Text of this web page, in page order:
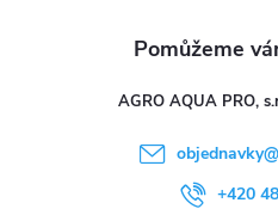
AGRO AQUA PRO,
objednavky@
+420